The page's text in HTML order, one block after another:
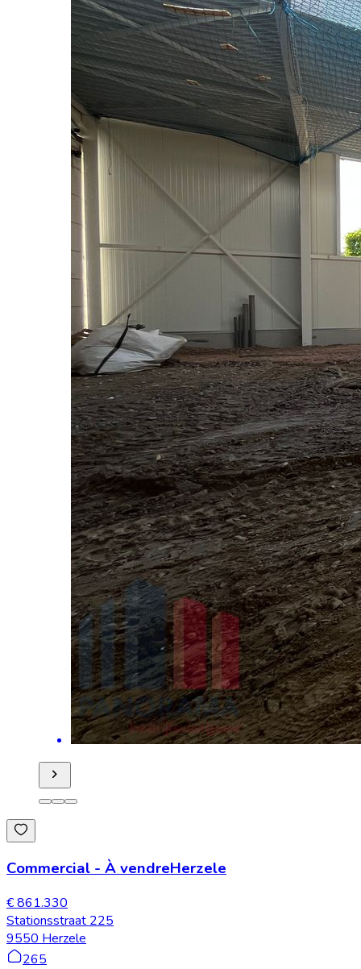
Commercial - À vendreHerzele
€ 861.330
Stationsstraat 225
9550 Herzele
265